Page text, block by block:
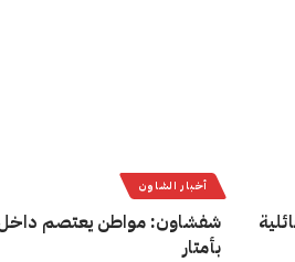
أخبار الشاون
شفشاون: مواطن يعتصم
بأمتار